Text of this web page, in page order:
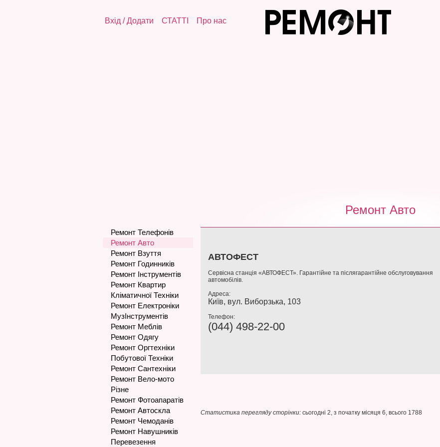
Вхід /Додати СТАТТІ Про нас
Ремонт Авто
Ремонт Телефонів
Ремонт Авто
Ремонт Взуття
Ремонт Годинників
Ремонт Інструментів
Ремонт Квартир
Кліматичної Техніки
Ремонт Електроніки
МузІнструментів
Ремонт Меблів
Ремонт Одягу
Ремонт Оргтехніки
Побутової Техніки
Ремонт Сантехніки
Ремонт Вело-мото
Різне
Ремонт Фотоапаратів
Ремонт Автоскла
Ремонт Чемоданів
Ремонт Навушників
Перевезення
АВТОФЕСТ
Сервісна станція «АВТОФЕСТ». Гарантійне та післягарантійне обслуговування
автомобілів.
Адреса:
Київ, вул. Виборзька, 103
Телефон:
(044) 498-22-00
Статистика перегляду сторінки: сьогодні 2, з початку місяця 6, всього 1788